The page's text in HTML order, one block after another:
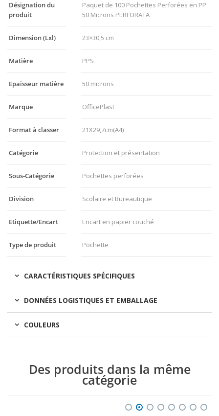
Désignation du
produit
Paquet de 100 Pochettes Perforées en PP
50 Microns PERFORATA
Dimension (Lxl) 23×30,5 cm
Matière PPS
Epaisseur matière 50 microns
Marque OfficePlast
Format à classer 21X29,7cm(A4)
Catégorie Protection et présentation
Sous-Catégorie Pochettes perforées
Division Scolaire et Bureautique
Etiquette/Encart Encart en papier couché
Type de produit Pochette
CARACTÉRISTIQUES SPÉCIFIQUES
DONNÉES LOGISTIQUES ET EMBALLAGE
COULEURS
Des produits dans la même
catégorie